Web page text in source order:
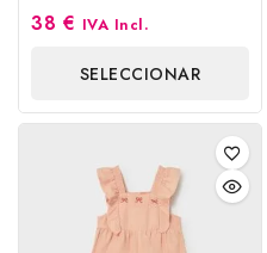
0
38 € IVA Incl.
SELECCIONAR
OPCIONES